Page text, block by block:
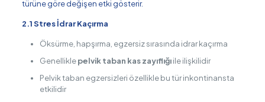
türüne göre değişen etki gösterir.
2.1 Stres İdrar Kaçırma
Öksürme, hapşırma, egzersiz sırasında idrar kaçırma
Genelliklepelvik taban kas zayıflığıile ilişkilidir
Pelvik taban egzersizleri özellikle bu tür inkontinansta
etkilidir